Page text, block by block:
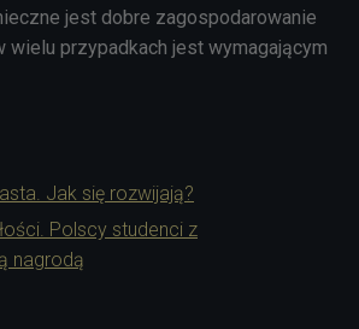
jest dobre zagospodarowanie
wielu przypadkach jest wymagającym
Jak się rozwijają?
Polscy studenci z
nagrodą